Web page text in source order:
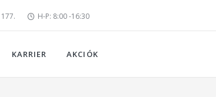
H-P: 8:00 -16:30
KARRIER AKCIÓK